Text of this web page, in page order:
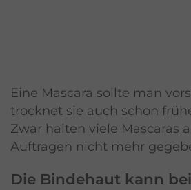
Eine Mascara sollte man
trocknet sie auch schon
Zwar halten viele Mascaras
Auftragen nicht mehr
Die Bindehaut kann